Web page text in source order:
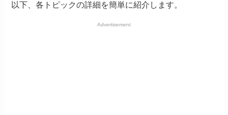
以下、各トピックの詳細を簡単に紹介します。
Advertisement